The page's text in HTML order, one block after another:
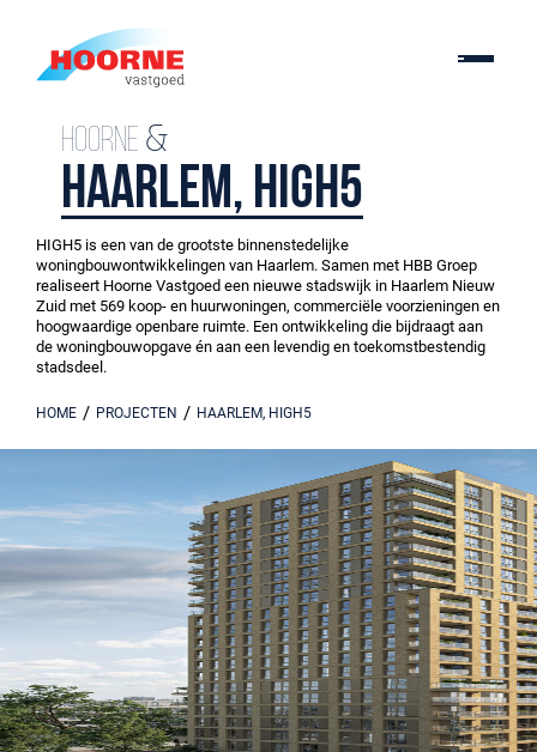
Hoorne &
Haarlem, HIGH5
HIGH5 is een van de grootste binnenstedelijke
woningbouwontwikkelingen van Haarlem. Samen met HBB Groep
realiseert Hoorne Vastgoed een nieuwe stadswijk in Haarlem Nieuw
Zuid met 569 koop- en huurwoningen, commerciële voorzieningen en
hoogwaardige openbare ruimte. Een ontwikkeling die bijdraagt aan
de woningbouwopgave én aan een levendig en toekomstbestendig
stadsdeel.
HOME / PROJECTEN / HAARLEM, HIGH5